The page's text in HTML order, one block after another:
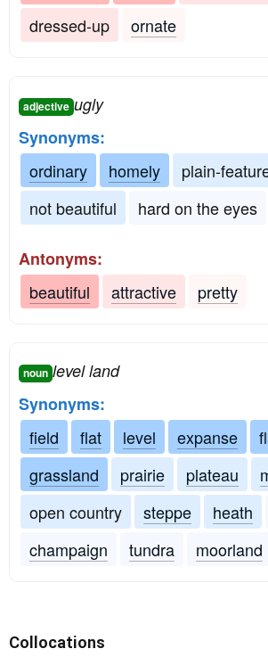
dressed-up
ornate
adjective ugly
Synonyms:
ordinary
homely
plain-
not beautiful
hard on the eyes
Antonyms:
beautiful
attractive pretty
noun level land
Synonyms:
field
flat level expanse
grassland
prairie plateau
open country
steppe heath
champaign
tundra moorland
Collocations